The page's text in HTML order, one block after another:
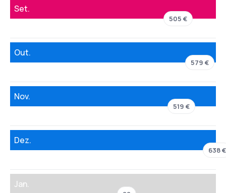
Set.
505 €
Out.
579 €
Nov.
519 €
Dez.
638 €
Jan.